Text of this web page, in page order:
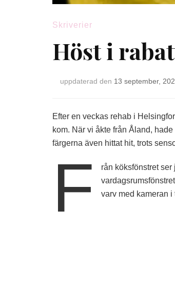
Skriverier
Höst i
uppdaterad den 13 september,
Efter en veckas rehab i
kom. När vi åkte från Åland,
färgerna även hittat hit, trots
F
rån köksfönstret
varv med kameran